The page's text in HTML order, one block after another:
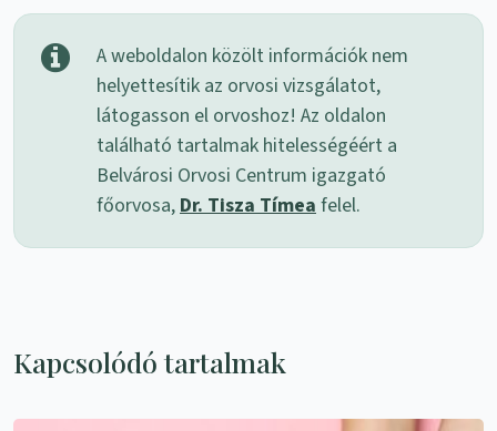
A weboldalon közölt információk nem
helyettesítik az orvosi vizsgálatot,
látogasson el orvoshoz! Az oldalon
található tartalmak hitelességéért a
Belvárosi Orvosi Centrum igazgató
főorvosa, Dr. Tisza Tímea felel.
Kapcsolódó tartalmak